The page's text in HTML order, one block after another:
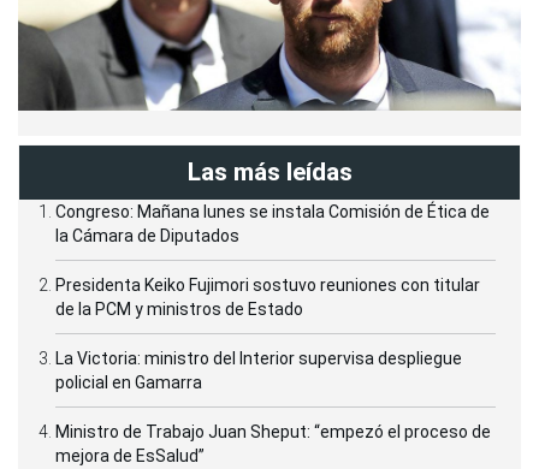
Las más leídas
Congreso: Mañana lunes se instala Comisión de Ética de
la Cámara de Diputados
Presidenta Keiko Fujimori sostuvo reuniones con titular
de la PCM y ministros de Estado
La Victoria: ministro del Interior supervisa despliegue
policial en Gamarra
Ministro de Trabajo Juan Sheput: “empezó el proceso de
mejora de EsSalud”